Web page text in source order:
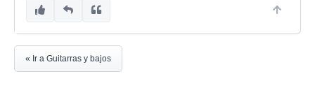
« Ir a Guitarras y bajos